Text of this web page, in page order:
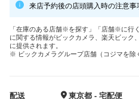
来店予約後の店頭購入時の注意事
「在庫のある店舗※を探す」「店舗※に行
に関する情報がビックカメラ、楽天ビック
に提供されます。
※ ビックカメラグループ店舗（コジマを除
配送 東京都 - 宅配便